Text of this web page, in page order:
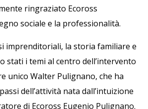
ringraziato Ecoross
sociale e la professionalità.
imprenditoriali, la storia familiare e
stati i temi al centro dell’intervento
unico Walter Pulignano, che ha
dell’attività nata dall’intuizione
di Ecoross Eugenio Pulignano.